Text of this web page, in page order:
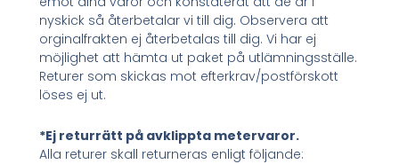
nyskick så återbetalar vi till dig. Observera att
orginalfrakten ej återbetalas till dig. Vi har ej
möjlighet att hämta ut paket på utlämningsställe.
Returer som skickas mot efterkrav/postförskott
löses ej ut.
*Ej returrätt på avklippta metervaror.
Alla returer skall returneras enligt följande: